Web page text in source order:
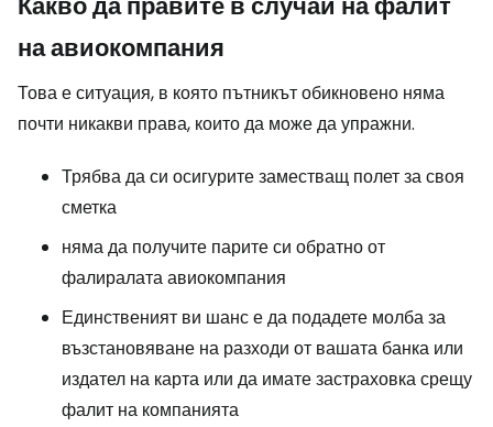
на авиокомпания
Това е ситуация, в която пътникът обикновено няма
почти никакви права, които да може да упражни.
Трябва да си осигурите заместващ полет за своя
сметка
няма да получите парите си обратно от
фалиралата авиокомпания
Единственият ви шанс е да подадете молба за
възстановяване на разходи от вашата банка или
издател на карта или да имате застраховка срещу
фалит на компанията